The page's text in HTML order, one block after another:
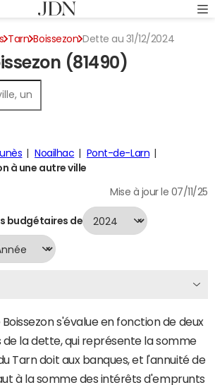
Tarn Boissezon Dette au 31/12/2024
(81490)
Noailhac
Pont-de-Larn
à une autre ville
Mise à jour le 07/11/25
budgétaires de
s'évalue en fonction de deux
de la dette, qui représente la somme
Tarn doit aux banques, et l'annuité de
à la somme des intérêts d'emprunts